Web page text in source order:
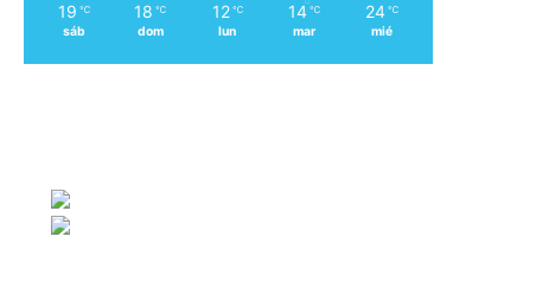
19 ℃
sáb
18 ℃
dom
12 ℃
lun
14 ℃
mar
24 ℃
mié